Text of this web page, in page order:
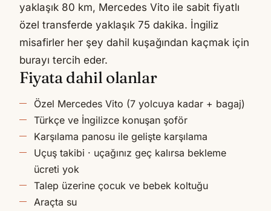
yaklaşık 80 km, Mercedes Vito ile sabit fiyatlı
özel transferde yaklaşık 75 dakika. İngiliz
misafirler her şey dahil kuşağından kaçmak için
burayı tercih eder.
Fiyata dahil olanlar
Özel Mercedes Vito (7 yolcuya kadar + bagaj)
Türkçe ve İngilizce konuşan şoför
Karşılama panosu ile gelişte karşılama
Uçuş takibi · uçağınız geç kalırsa bekleme
ücreti yok
Talep üzerine çocuk ve bebek koltuğu
Araçta su